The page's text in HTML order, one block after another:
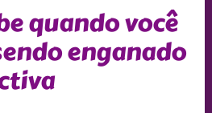
quando você
enganado